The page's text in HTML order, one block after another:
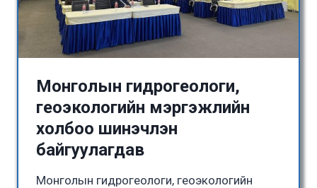
Монголын гидрогеологи,
геоэкологийн мэргэжлийн
холбоо шинэчлэн
байгуулагдав
Монголын гидрогеологи, геоэкологийн